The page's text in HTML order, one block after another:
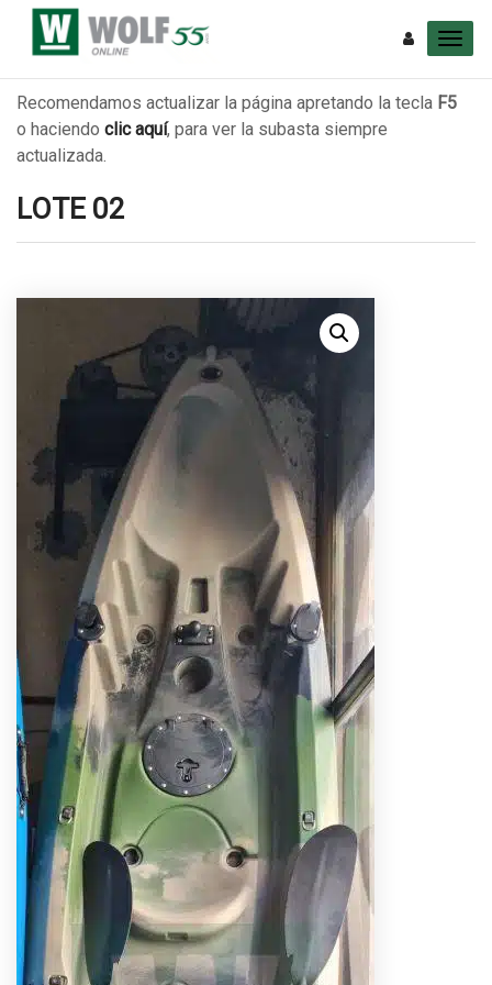
Recomendamos actualizar la página apretando la tecla F5
o haciendo clic aquí, para ver la subasta siempre
actualizada.
LOTE 02